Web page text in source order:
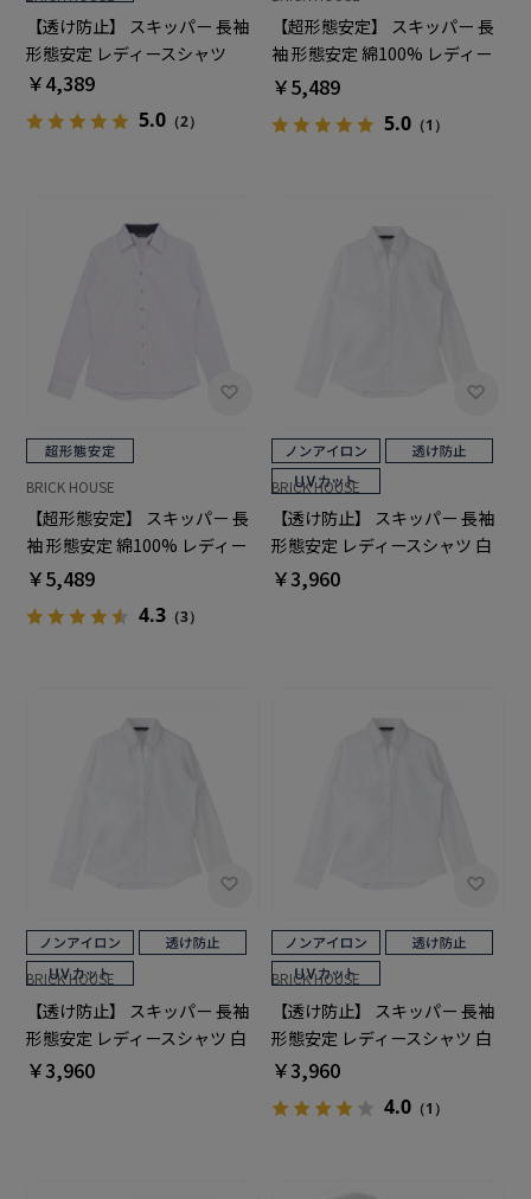
【透け防止】 スキッパー 長袖
形態安定 レディースシャツ
￥4,389
5.0（2）
【超形態安定】 スキッパー 長
袖 形態安定 綿100% レディー
スシャツ
￥5,489
5.0 （1）
BRICK HOUSE
【超形態安定】 スキッパー 長
袖 形態安定 綿100% レディー
スシャツ
￥5,489
4.3（3）
BRICK HOUSE
【透け防止】 スキッパー 長袖
形態安定 レディースシャツ 白
無地
￥3,960
BRICK HOUSE
【透け防止】 スキッパー 長袖
形態安定 レディースシャツ 白
無地
￥3,960
BRICK HOUSE
【透け防止】 スキッパー 長袖
形態安定 レディースシャツ 白
無地
￥3,960
4.0 （1）